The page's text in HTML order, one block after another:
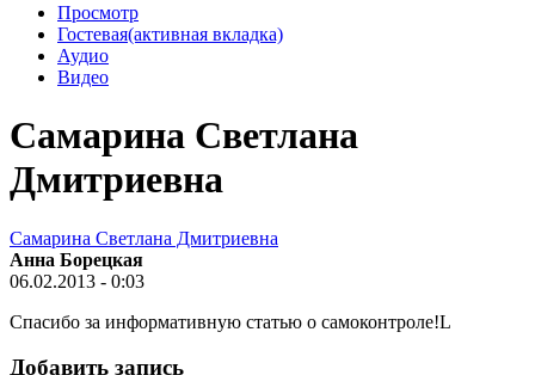
Просмотр
Гостевая(активная вкладка)
Аудио
Видео
Самарина Светлана
Дмитриевна
Самарина Светлана Дмитриевна
Анна Борецкая
06.02.2013 - 0:03
Спасибо за информативную статью о самоконтроле!L
Добавить запись